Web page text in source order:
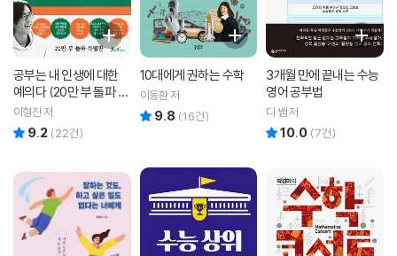
공부는 내 인생에 대한
예의다 (20만 부 돌파 특
별판)
이형진 저
9.2 (22건)
10대에게 권하는 수학
이동환 저
9.8 (16건)
3개월 만에 끝내는 수능
영어 공부법
디 쌤 저
10.0 (7건)